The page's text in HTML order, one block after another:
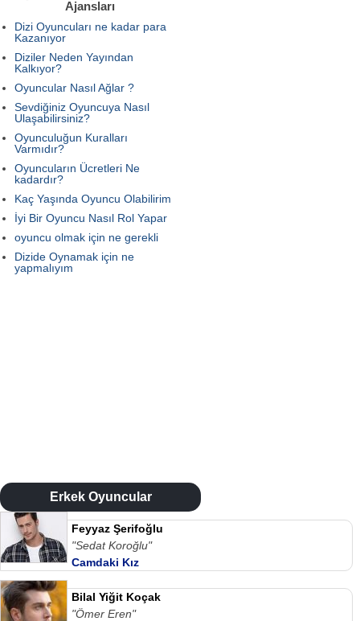
Ajansları
Dizi Oyuncuları ne kadar para
Kazanıyor
Diziler Neden Yayından
Kalkıyor?
Oyuncular Nasıl Ağlar ?
Sevdiğiniz Oyuncuya Nasıl
Ulaşabilirsiniz?
Oyunculuğun Kuralları
Varmıdır?
Oyuncuların Ücretleri Ne
kadardır?
Kaç Yaşında Oyuncu Olabilirim
İyi Bir Oyuncu Nasıl Rol Yapar
oyuncu olmak için ne gerekli
Dizide Oynamak için ne
yapmalıyım
Erkek Oyuncular
Feyyaz Şerifoğlu
"Sedat Koroğlu"
Camdaki Kız
Bilal Yiğit Koçak
"Ömer Eren"